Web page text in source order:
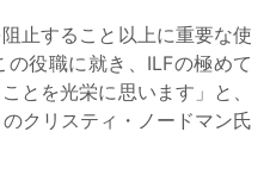
止すること以上に重要な使
役職に就き、ILFの極めて
とを光栄に思います」と、
クリスティ・ノードマン氏